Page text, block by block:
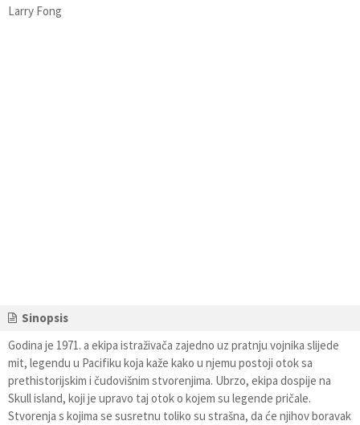
Larry Fong
Sinopsis
Godina je 1971. a ekipa istraživača zajedno uz pratnju vojnika slijede
mit, legendu u Pacifiku koja kaže kako u njemu postoji otok sa
prethistorijskim i čudovišnim stvorenjima. Ubrzo, ekipa dospije na
Skull island, koji je upravo taj otok o kojem su legende pričale.
Stvorenja s kojima se susretnu toliko su strašna, da će njihov boravak